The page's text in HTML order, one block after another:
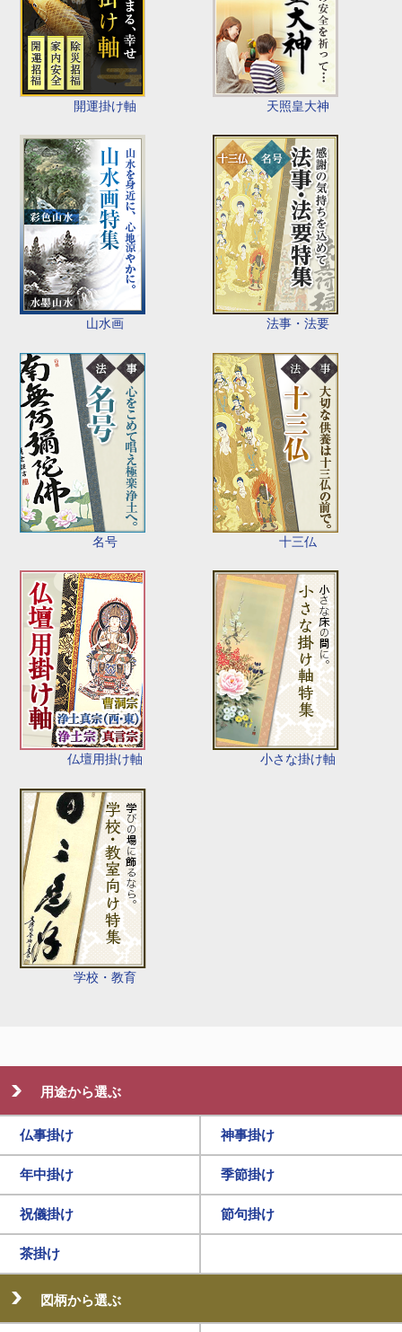
開運掛け軸 天照皇大神
山水画 法事・法要
名号 十三仏
仏壇用掛け軸 小さな掛け軸
学校・教育
用途から選ぶ
仏事掛け 神事掛け
年中掛け 季節掛け
祝儀掛け 節句掛け
茶掛け
図柄から選ぶ